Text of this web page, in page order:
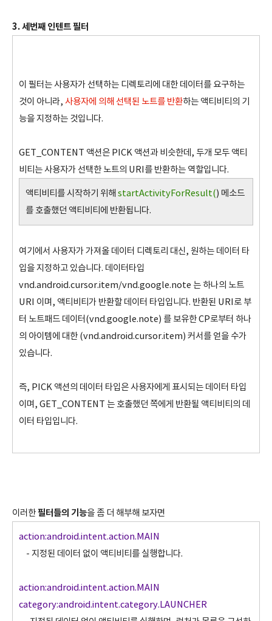
3. 세번째 인텐트 필터
이 필터는 사용자가 선택하는 디렉토리에 대한 데이터를 요구하는
것이 아니라, 사용자에 의해 선택된 노트를 반환하는 액티비티의 기
능을 지정하는 것입니다.
GET_CONTENT 액션은 PICK 액션과 비슷한데, 두개 모두 액티
비티는 사용자가 선택한 노트의 URI를 반환하는 역할입니다.
액티비티를 시작하기 위해 startActivityForResult() 메소드
를 호출했던 액티비티에 반환됩니다.
여기에서 사용자가 가져올 데이터 디렉토리 대신, 원하는 데이터 타
입을 지정하고 있습니다. 데이터타입
vnd.android.cursor.item/vnd.google.note 는 하나의 노트
URI 이며, 액티비티가 반환할 데이터 타입입니다. 반환된 URI로 부
터 노트패드 데이터(vnd.google.note) 를 보유한 CP로부터 하나
의 아이템에 대한 (vnd.android.cursor.item) 커서를 얻을 수가
있습니다.
즉, PICK 액션의 데이터 타입은 사용자에게 표시되는 데이터 타입
이며, GET_CONTENT 는 호출했던 쪽에게 반환될 액티비티의 데
이터 타입입니다.
이러한필터들의 기능을 좀 더 해부해 보자면
action:android.intent.action.MAIN
- 지정된 데이터 없이 액티비티를 실행합니다.
action:android.intent.action.MAIN
category:android.intent.category.LAUNCHER